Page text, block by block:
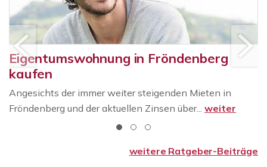
Eigentumswohnung in Fröndenberg
kaufen
Angesichts der immer weiter steigenden Mieten in
Fröndenberg und der aktuellen Zinsen über... weiter
weitere Ratgeber-Beiträge